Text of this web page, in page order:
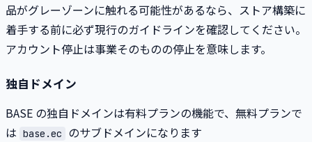
品がグレーゾーンに触れる可能性があるなら、ストア構築に
着手する前に必ず現行のガイドラインを確認してください。
アカウント停止は事業そのものの停止を意味します。
独自ドメイン
BASE の独自ドメインは有料プランの機能で、無料プランで
は base.ec
のサブドメインになります